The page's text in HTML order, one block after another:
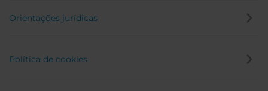
Orientações jurídicas
Política de cookies